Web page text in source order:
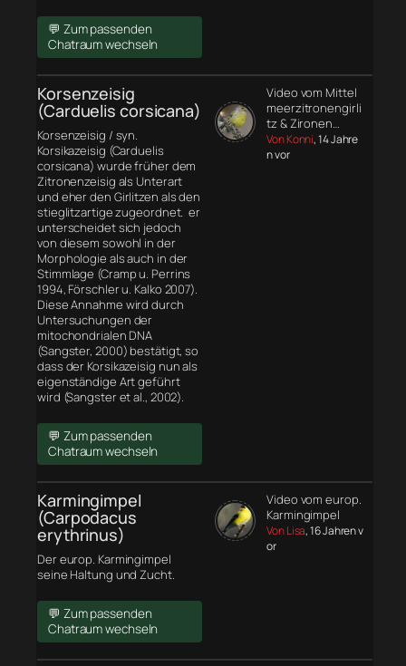
💬 Zum passenden
Chatraum wechseln
Korsenzeisig
(Carduelis corsicana)
Korsenzeisig / syn.
Korsikazeisig (Carduelis
corsicana) wurde früher dem
Zitronenzeisig als Unterart
und eher den Girlitzen als den
stieglitzartige zugeordnet. er
unterscheidet sich jedoch
von diesem sowohl in der
Morphologie als auch in der
Stimmlage (Cramp u. Perrins
1994, Förschler u. Kalko 2007).
Diese Annahme wird durch
Untersuchungen der
mitochondrialen DNA
(Sangster, 2000) bestätigt, so
dass der Korsikazeisig nun als
eigenständige Art geführt
wird (Sangster et al., 2002).
💬 Zum passenden
Chatraum wechseln
Video vom Mittel
meerzitronengirli
tz & Zironen…
Von Konni, 14 Jahre
n vor
Karmingimpel
(Carpodacus
erythrinus)
Der europ. Karmingimpel
seine Haltung und Zucht.
💬 Zum passenden
Chatraum wechseln
Video vom europ.
Karmingimpel
Von Lisa, 16 Jahren v
or